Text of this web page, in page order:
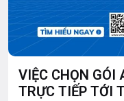
VIỆC CHỌN GÓI
TRỰC TIẾP TỚI